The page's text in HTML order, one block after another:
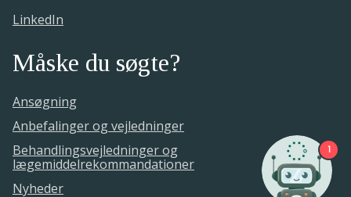
LinkedIn
Måske du søgte?
Ansøgning
Anbefalinger og vejledninger
Behandlingsvejledninger og
lægemiddelrekommandationer
Nyheder
1